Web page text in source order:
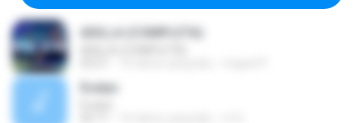
ADILLA (COMPLETA)
Evelyn